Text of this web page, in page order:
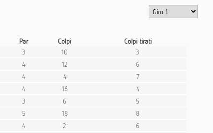
Par Colpi
Colpi tirati
3 10
3
4 12
6
4 4
7
4 16
4
3 6
5
5 18
8
4 2
6